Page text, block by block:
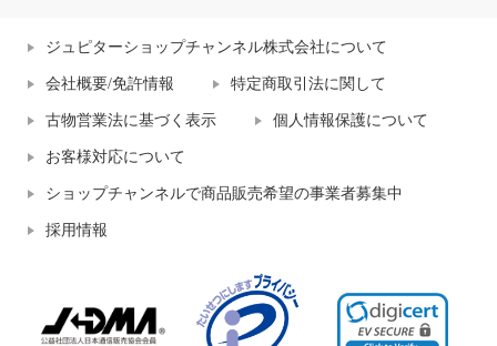
ジュピターショップチャンネル株式会社について
会社概要/免許情報 特定商取引法に関して
古物営業法に基づく表示 個人情報保護について
お客様対応について
ショップチャンネルで商品販売希望の事業者募集中
採用情報